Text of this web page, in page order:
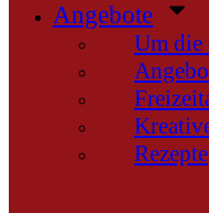
Angebote
Um die
Rezepte